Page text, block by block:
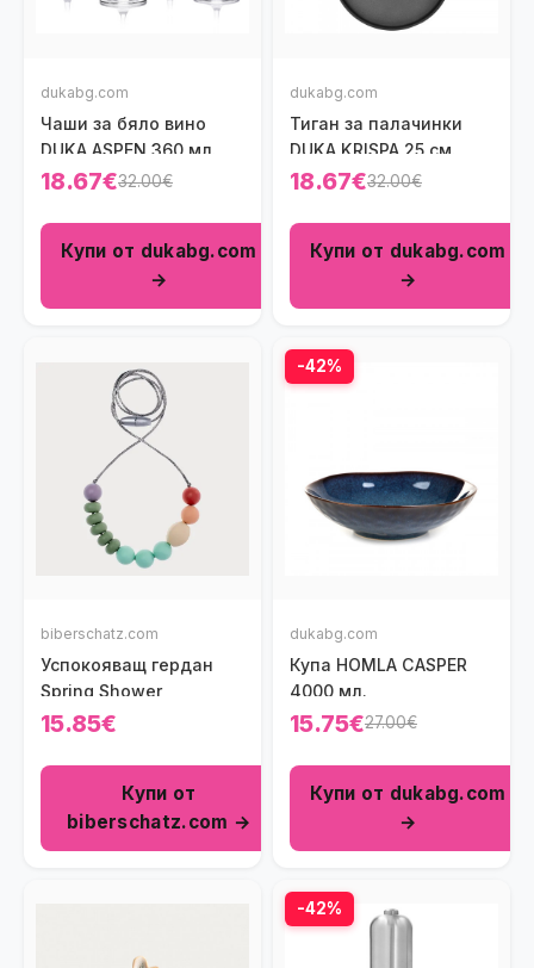
dukabg.com
Чаши за бяло вино
DUKA ASPEN 360 мл.
18.67€32.00€
Купи от dukabg.com
→
dukabg.com
Тиган за палачинки
DUKA KRISPA 25 см.
18.67€32.00€
Купи от dukabg.com
→
biberschatz.com
Успокояващ гердан
Spring Shower
15.85€
Купи от
biberschatz.com →
-42%
dukabg.com
Купа HOMLA CASPER
4000 мл.
15.75€27.00€
Купи от dukabg.com
→
-42%